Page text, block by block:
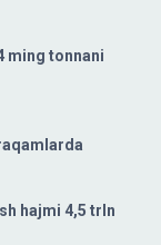
ming tonnani
hajmi 4,5 trln